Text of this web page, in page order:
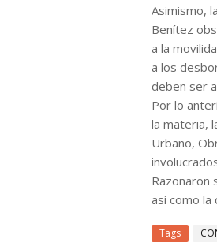
Asimismo,
Benítez
a la
a los
deben ser
Por lo
la materia,
Urbano,
Razonaron
así como la
Tags